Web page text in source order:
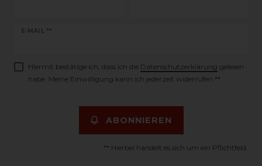
E-MAIL **
Newsletter
Hiermit bestätige ich, dass ich die Daten­schutz­erklärung gelesen
habe. Meine Einwilligung kann ich jederzeit widerrufen.**
ABONNIEREN
** Hierbei handelt es sich um ein Pflichtfeld.